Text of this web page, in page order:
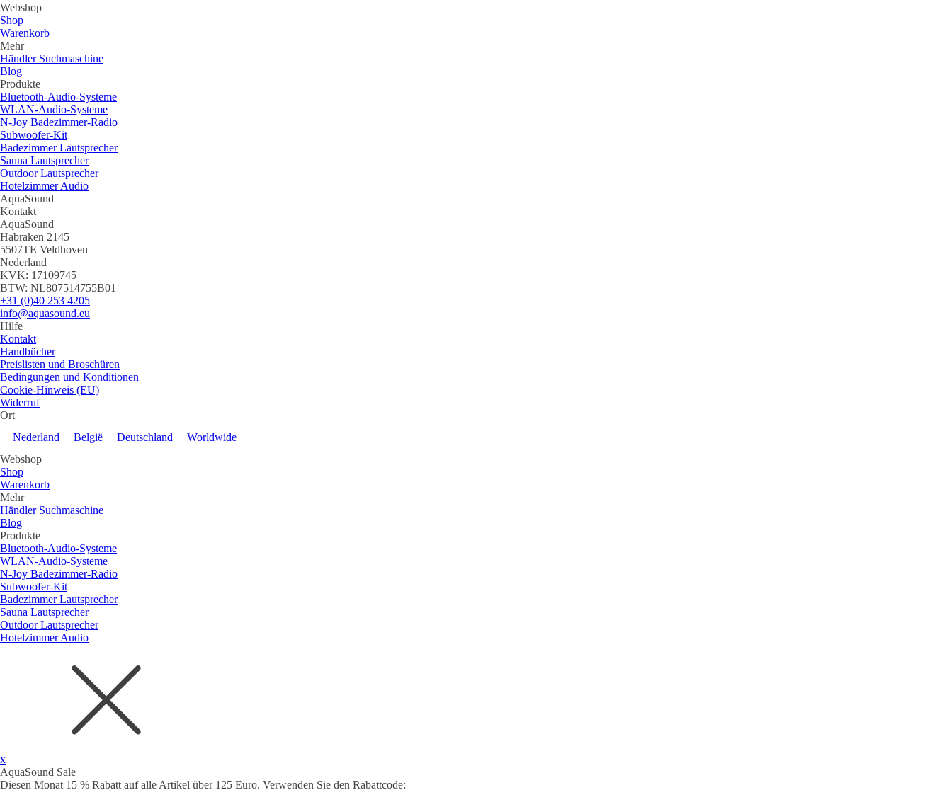
Webshop
Shop
Warenkorb
Mehr
Händler Suchmaschine
Blog
Produkte
Bluetooth-Audio-Systeme
WLAN-Audio-Systeme
N-Joy Badezimmer-Radio
Subwoofer-Kit
Badezimmer Lautsprecher
Sauna Lautsprecher
Outdoor Lautsprecher
Hotelzimmer Audio
AquaSound
Kontakt
AquaSound
Habraken 2145
5507TE Veldhoven
Nederland
KVK: 17109745
BTW: NL807514755B01
+31 (0)40 253 4205
info@aquasound.eu
Hilfe
Kontakt
Handbücher
Preislisten und Broschüren
Bedingungen und Konditionen
Cookie-Hinweis (EU)
Widerruf
Ort
Nederland
België Deutschland
Worldwide
Webshop
Shop
Warenkorb
Mehr
Händler Suchmaschine
Blog
Produkte
Bluetooth-Audio-Systeme
WLAN-Audio-Systeme
N-Joy Badezimmer-Radio
Subwoofer-Kit
Badezimmer Lautsprecher
Sauna Lautsprecher
Outdoor Lautsprecher
Hotelzimmer Audio
x
AquaSound Sale
Diesen Monat 15 % Rabatt auf alle Artikel über 125 Euro. Verwenden Sie den Rabattcode: